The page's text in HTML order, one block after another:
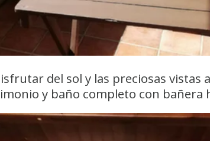
del sol y las preciosas vistas
y baño completo con bañera